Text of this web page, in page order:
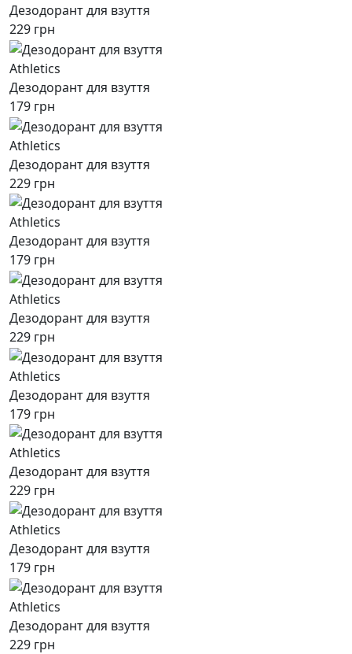
Дезодорант для взуття
229 грн
Athletics
Дезодорант для взуття
179 грн
Athletics
Дезодорант для взуття
229 грн
Athletics
Дезодорант для взуття
179 грн
Athletics
Дезодорант для взуття
229 грн
Athletics
Дезодорант для взуття
179 грн
Athletics
Дезодорант для взуття
229 грн
Athletics
Дезодорант для взуття
179 грн
Athletics
Дезодорант для взуття
229 грн